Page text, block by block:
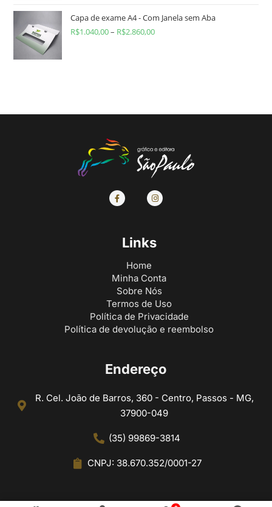
Capa de exame A4 - Com Janela sem Aba
R$1.040,00– R$2.860,00
Links
Home
Minha Conta
Sobre Nós
Termos de Uso
Política de Privacidade
Política de devolução e reembolso
Endereço
R. Cel. João de Barros, 360 - Centro, Passos - MG,
37900-049
(35) 99869-3814
CNPJ: 38.670.352/0001-27